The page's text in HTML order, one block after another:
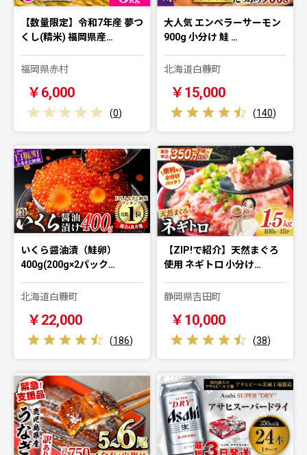
【数量限定】令和7年産 夢つ
くし(精米) 福岡県産…
福岡県赤村
￥6,000
(0)
大人気 エンペラーサーモン
900g 小分け 鮭 …
北海道白糠町
￥15,000
(140)
いくら醤油漬（鮭卵）
400g(200g×2パック…
北海道白糠町
￥22,000
(186)
【ZIP!で紹介】天然まぐろ
使用 ネギトロ 小分け…
静岡県吉田町
￥10,000
(38)